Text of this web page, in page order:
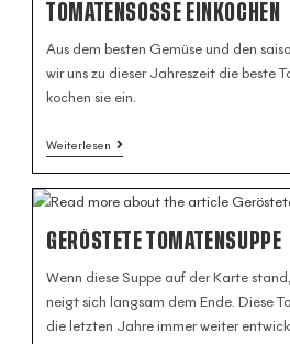
TOMATENSOSSE EINKOCHEN
Aus dem besten Gemüse und den
wir uns zu dieser Jahreszeit die beste
kochen sie ein.
Weiterlesen
GERÖSTETE TOMATENSUPPE
Wenn diese Suppe auf der Karte
neigt sich langsam dem Ende. Diese
die letzten Jahre immer weiter